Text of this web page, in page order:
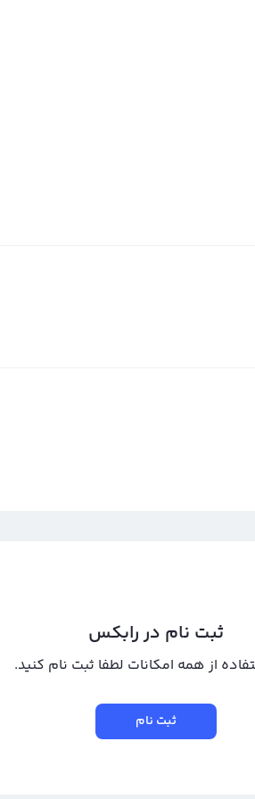
Management گام مهمی در مسیر تقویت جایگاه خود در
خواندن